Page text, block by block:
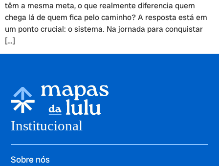
têm a mesma meta, o que realmente diferencia quem
chega lá de quem fica pelo caminho? A resposta está em
um ponto crucial: o sistema. Na jornada para conquistar
[…]
Institucional
Sobre nós